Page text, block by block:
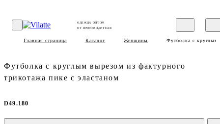
ОДЕЖДА ОПТОМ
ОТ ПРОИЗВОДИТЕЛЯ
Главная страница Каталог Женщины Футболка c круглым
Футболка c круглым вырезом из фактурного
трикотажа пике с эластаном
D49.180